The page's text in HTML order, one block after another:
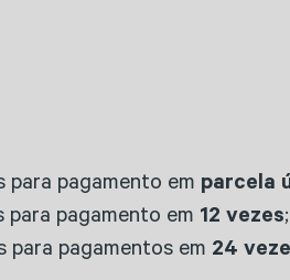
para pagamento em parcela
pagamento em 12 vezes
para pagamentos em 24